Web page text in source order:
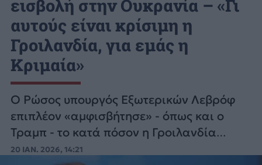
εισβολή στην Ουκρανία – «Γι
αυτούς είναι κρίσιμη η
Γροιλανδία, για εμάς η
Κριμαία»
Ο Ρώσος υπουργός Εξωτερικών Λεβρόφ
επιπλέον «αμφισβήτησε» - όπως και ο
Τραμπ - το κατά πόσον η Γροιλανδία
ανήκει στην Δανία.
20 ΙΑΝ. 2026, 14:21